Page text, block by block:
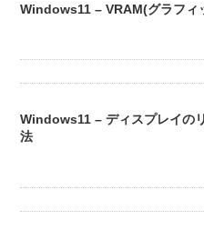
Windows11 – VRAM(グラフィ
Windows11 – ディスプレイの
法